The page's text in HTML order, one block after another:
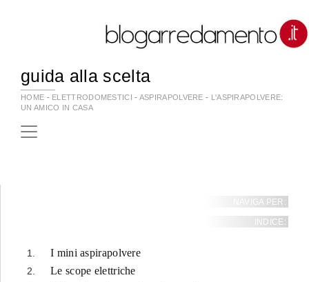
guida alla scelta
HOME - ELETTRODOMESTICI - ASPIRAPOLVERE - L'ASPIRAPOLVERE:
UN AMICO IN CASA
NAVIGA PER:
INDICE:
I mini aspirapolvere
Le scope elettriche